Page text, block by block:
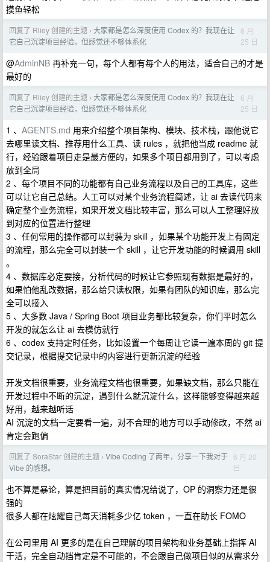
摸鱼轻松
回复了 Rliey 创建的主题 › 大家都是怎么深度使用 Codex 的？我现在让
它自己沉淀项目经验，但感觉还不够体系化
6 月
25 日
@AdminNB 再补充一句，每个人都有每个人的用法，适合自己的才是
最好的
回复了 Rliey 创建的主题 › 大家都是怎么深度使用 Codex 的？我现在让
它自己沉淀项目经验，但感觉还不够体系化
6 月
25 日
1 、 AGENTS.md 用来介绍整个项目架构、模块、技术栈，跟他说它
去哪里读文档、推荐用什么工具、读 rules ，就把他当成 readme 就
行，经验跟着项目走是最方便的，如果多个项目都用到了，可以考虑
放到全局
2 、每个项目不同的功能都有自己业务流程以及自己的工具库，这些
可以让它自己总结。人工可以对某个业务流程简述，让 ai 去读代码来
确定整个业务流程，如果开发文档比较丰富，那么可以人工整理好放
到对应的位置进行整理
3 、任何常用的操作都可以封装为 skill ，如果某个功能开发上有固定
的流程，那么完全可以封装一个 skill ，让它开发功能的时候调用 skill
。
4 、数据库必定要接，分析代码的时候让它参照现有数据是最好的，
如果怕他乱改数据，那么给只读权限，如果有团队的知识库，那么完
全可以接入
5 、大多数 Java / Spring Boot 项目业务都比较复杂，你们平时怎么
开发的就怎么让 ai 去模仿就行
6 、codex 支持定时任务，比如设置一个每周让它读一遍本周的 git 提
交记录，根据提交记录中的内容进行更新沉淀的经验
开发文档很重要，业务流程文档也很重要，如果缺文档，那么只能在
开发过程中不断的沉淀，遇到什么就沉淀什么，这样能够变得越来越
好用，越来越听话
AI 沉淀的文档一定要看一遍，对不合理的地方可以手动修改，不然 ai
肯定会跑偏
回复了 SoraStar 创建的主题 › Vibe Coding 了两年，分享一下我对于
Vibe 的感想。
6 月 20
日
也不算是暴论，算是把目前的真实情况给说了，OP 的洞察力还是很
强的
很多人都在炫耀自己每天消耗多少亿 token ，一直在助长 FOMO
在公司里用 AI 更多的是在自己理解的项目架构和业务基础上指挥 AI
干活，完全自动挡肯定是不可能的，不会跟自己做项目似的从需求分